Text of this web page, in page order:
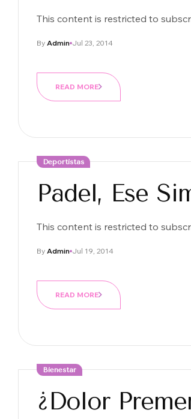
This content is restricted to
Jul 23, 2014
By Admin
READ MORE
Deportistas
Padel, Ese
This content is restricted to
Jul 19, 2014
By Admin
READ MORE
Bienestar
¿Dolor